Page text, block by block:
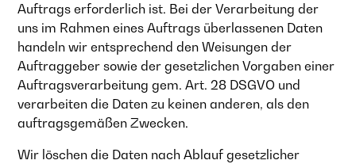
Auftrags erforderlich ist. Bei der Verarbeitung der
uns im Rahmen eines Auftrags überlassenen Daten
handeln wir entsprechend den Weisungen der
Auftraggeber sowie der gesetzlichen Vorgaben einer
Auftragsverarbeitung gem. Art. 28 DSGVO und
verarbeiten die Daten zu keinen anderen, als den
auftragsgemäßen Zwecken.
Wir löschen die Daten nach Ablauf gesetzlicher